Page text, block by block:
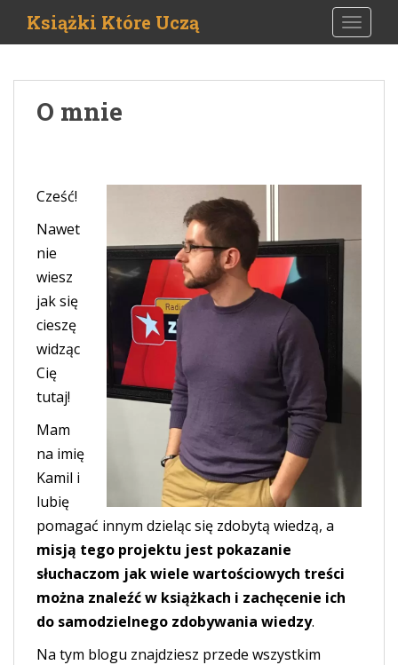
i
Książki Które Uczą
O mnie
Cześć!
Nawet
nie
wiesz
jak się
cieszę
widząc
Cię
tutaj!
Mam
na imię
Kamil i
lubię
pomagać innym dzieląc się zdobytą wiedzą, a
misją tego projektu jest pokazanie
słuchaczom jak wiele wartościowych treści
można znaleźć w książkach i zachęcenie ich
do samodzielnego zdobywania wiedzy.
Na tym blogu znajdziesz przede wszystkim